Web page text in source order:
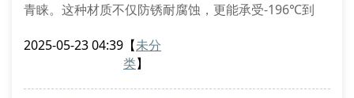
青睐。这种材质不仅防锈耐腐蚀，更能承受-196℃到
sus304″标识，避免购买到201伪劣钢材。
2025-05-23 04:39 【未分
类】